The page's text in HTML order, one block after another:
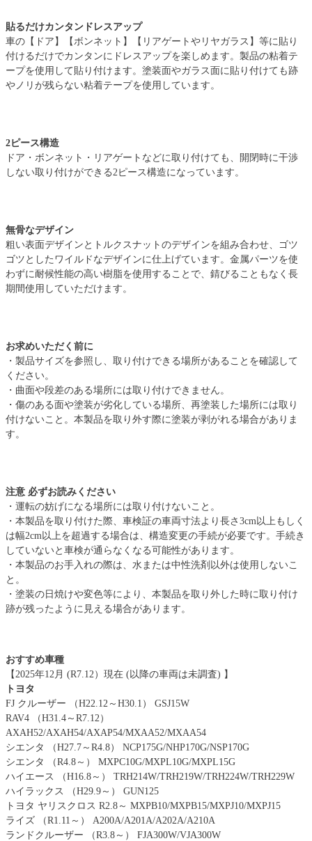
貼るだけカンタンドレスアップ
車の【ドア】【ボンネット】【リアゲートやリヤガラス】等に貼り
付けるだけでカンタンにドレスアップを楽しめます。製品の粘着テ
ープを使用して貼り付けます。塗装面やガラス面に貼り付けても跡
やノリが残らない粘着テープを使用しています。
2ピース構造
ドア・ボンネット・リアゲートなどに取り付けても、開閉時に干渉
しない取り付けができる2ピース構造になっています。
無骨なデザイン
粗い表面デザインとトルクスナットのデザインを組み合わせ、ゴツ
ゴツとしたワイルドなデザインに仕上げています。金属パーツを使
わずに耐候性能の高い樹脂を使用することで、錆びることもなく長
期間使用していただけます。
お求めいただく前に
・製品サイズを参照し、取り付けできる場所があることを確認して
ください。
・曲面や段差のある場所には取り付けできません。
・傷のある面や塗装が劣化している場所、再塗装した場所には取り
付けないこと。本製品を取り外す際に塗装が剥がれる場合がありま
す。
注意 必ずお読みください
・運転の妨げになる場所には取り付けないこと。
・本製品を取り付けた際、車検証の車両寸法より長さ3cm以上もしく
は幅2cm以上を超過する場合は、構造変更の手続が必要です。手続き
していないと車検が通らなくなる可能性があります。
・本製品のお手入れの際は、水または中性洗剤以外は使用しないこ
と。
・塗装の日焼けや変色等により、本製品を取り外した時に取り付け
跡が残ったように見える場合があります。
おすすめ車種
【2025年12月 (R7.12）現在 (以降の車両は未調査) 】
トヨタ
FJ クルーザー （H22.12～H30.1） GSJ15W
RAV4 （H31.4～R7.12）
AXAH52/AXAH54/AXAP54/MXAA52/MXAA54
シエンタ （H27.7～R4.8） NCP175G/NHP170G/NSP170G
シエンタ （R4.8～） MXPC10G/MXPL10G/MXPL15G
ハイエース （H16.8～） TRH214W/TRH219W/TRH224W/TRH229W
ハイラックス （H29.9～） GUN125
トヨタ ヤリスクロス R2.8～ MXPB10/MXPB15/MXPJ10/MXPJ15
ライズ （R1.11～） A200A/A201A/A202A/A210A
ランドクルーザー （R3.8～） FJA300W/VJA300W